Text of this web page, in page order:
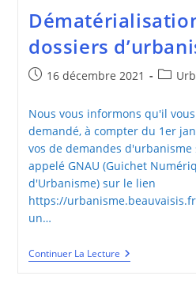
dossiers
Publication
16 décembre 2021
Post
Nous vous informons qu'il
demandé, à compter du 1er
vos de demandes
appelé GNAU (Guichet
d'Urbanisme) sur le lien
https://
un…
Continuer La Lecture
Des